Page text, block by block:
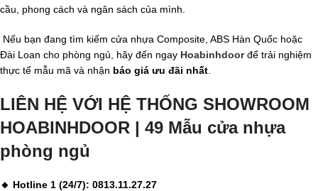
cầu, phong cách và ngân sách của mình.
Nếu bạn đang tìm kiếm cửa nhựa Composite, ABS Hàn Quốc hoặc
Đài Loan cho phòng ngủ, hãy đến ngay Hoabinhdoorđể trải nghiệm
thực tế mẫu mã và nhận báo giá ưu đãi nhất
LIÊN HỆ VỚI HỆ THỐNG SHOWROOM
HOABINHDOOR | 49 Mẫu cửa nhựa
phòng ngủ
🔸 Hotline 1 (24/7): 0813.11.27.27